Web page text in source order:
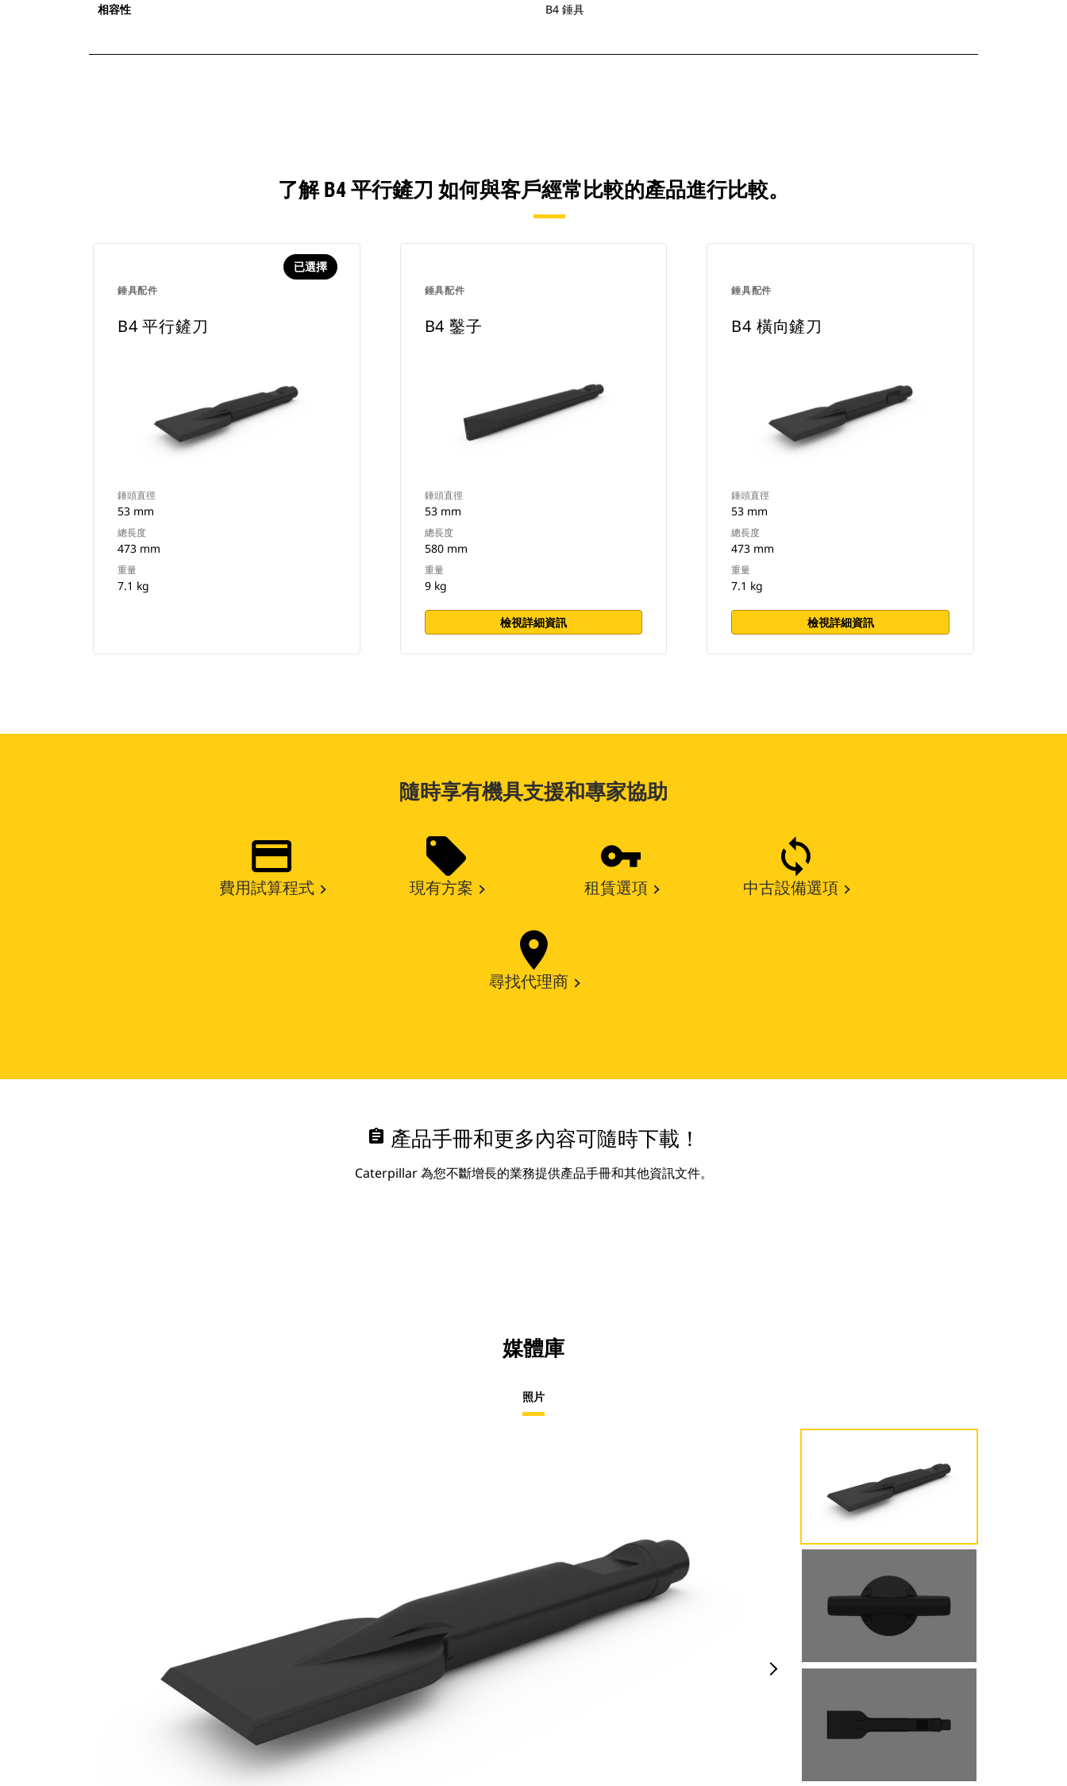
相容性 B4 錘具
了解 B4 平行鏟刀 如何與客戶經常比較的產品進行比較。
錘具配件
已選擇
B4 平行鏟刀
錘頭直徑
53 mm
總長度
473 mm
重量
7.1 kg
錘具配件
B4 鑿子
錘頭直徑
53 mm
總長度
580 mm
重量
9 kg
檢視詳細資訊
錘具配件
B4 橫向鏟刀
錘頭直徑
53 mm
總長度
473 mm
重量
7.1 kg
檢視詳細資訊
隨時享有機具支援和專家協助
費用試算程式 現有方案 租賃選項 中古設備選項
尋找代理商
assignment 產品手冊和更多內容可隨時下載！
Caterpillar 為您不斷增長的業務提供產品手冊和其他資訊文件。
媒體庫
照片